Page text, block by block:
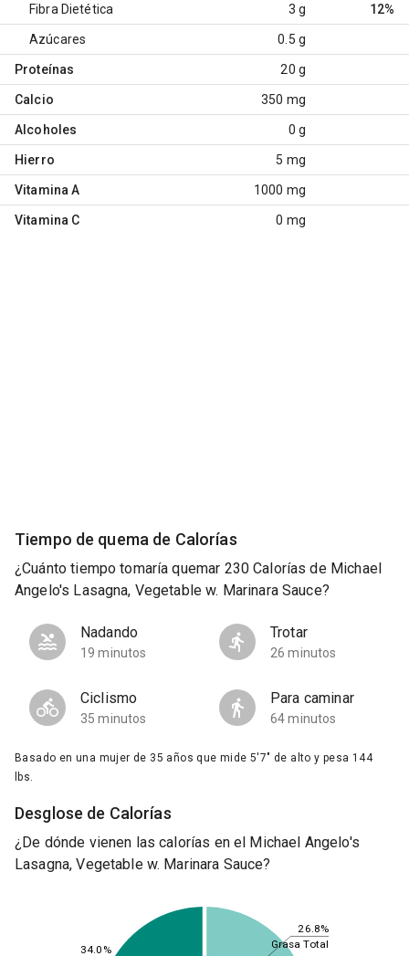
Fibra Dietética 3 g 12%
Azúcares 0.5 g
Proteínas 20 g
Calcio 350 mg
Alcoholes 0 g
Hierro 5 mg
Vitamina A 1000 mg
Vitamina C 0 mg
Tiempo de quema de Calorías
¿Cuánto tiempo tomaría quemar 230 Calorías de Michael
Angelo's Lasagna, Vegetable w. Marinara Sauce?
Nadando
19 minutos
Trotar
26 minutos
Ciclismo
35 minutos
Para caminar
64 minutos
Basado en una mujer de 35 años que mide 5'7" de alto y pesa 144
lbs.
Desglose de Calorías
¿De dónde vienen las calorías en el Michael Angelo's
Lasagna, Vegetable w. Marinara Sauce?
26.8%
34.0%
Grasa Total